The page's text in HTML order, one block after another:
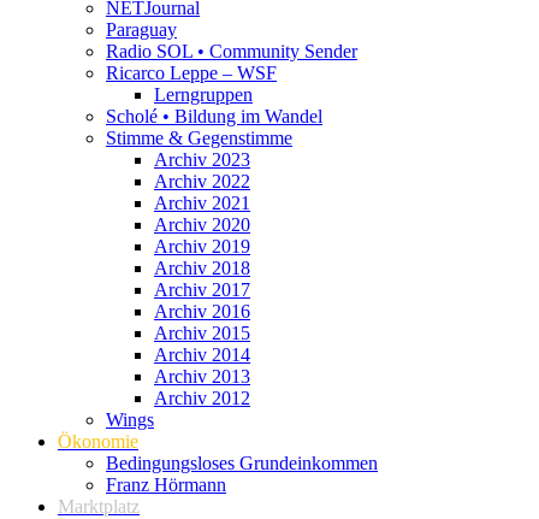
NETJournal
Paraguay
Radio SOL • Community Sender
Ricarco Leppe – WSF
Lerngruppen
Scholé • Bildung im Wandel
Stimme & Gegenstimme
Archiv 2023
Archiv 2022
Archiv 2021
Archiv 2020
Archiv 2019
Archiv 2018
Archiv 2017
Archiv 2016
Archiv 2015
Archiv 2014
Archiv 2013
Archiv 2012
Wings
Ökonomie
Bedingungsloses Grundeinkommen
Franz Hörmann
Marktplatz